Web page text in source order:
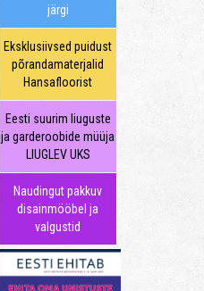
järgi
Eksklusiivsed puidust
põrandamaterjalid
Hansafloorist
Eesti suurim liuguste
ja garderoobide müüja
LIUGLEV UKS
Naudingut pakkuv
disainmööbel ja
valgustid